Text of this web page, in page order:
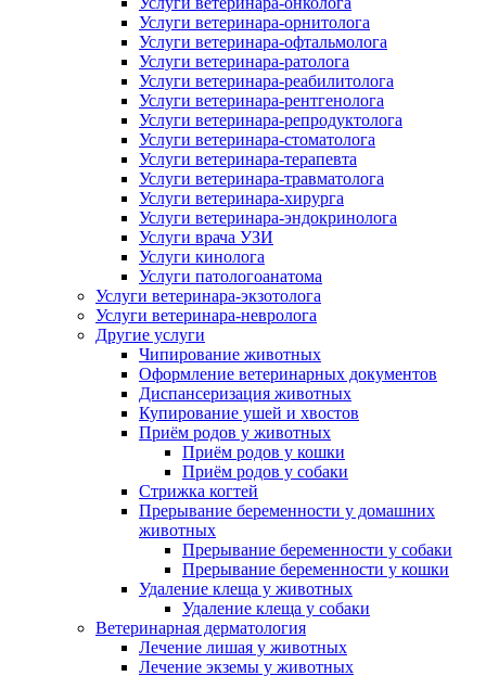
Услуги ветеринара-орнитолога
Услуги ветеринара-офтальмолога
Услуги ветеринара-ратолога
Услуги ветеринара-реабилитолога
Услуги ветеринара-рентгенолога
Услуги ветеринара-репродуктолога
Услуги ветеринара-стоматолога
Услуги ветеринара-терапевта
Услуги ветеринара-травматолога
Услуги ветеринара-хирурга
Услуги ветеринара-эндокринолога
Услуги врача УЗИ
Услуги кинолога
Услуги патологоанатома
Услуги ветеринара-экзотолога
Услуги ветеринара-невролога
Другие услуги
Чипирование животных
Оформление ветеринарных документов
Диспансеризация животных
Купирование ушей и хвостов
Приём родов у животных
Приём родов у кошки
Приём родов у собаки
Стрижка когтей
Прерывание беременности у домашних
животных
Прерывание беременности у собаки
Прерывание беременности у кошки
Удаление клеща у животных
Удаление клеща у собаки
Ветеринарная дерматология
Лечение лишая у животных
Лечение экземы у животных